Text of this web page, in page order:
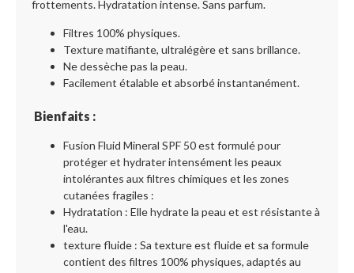
frottements. Hydratation intense. Sans parfum.
Filtres 100% physiques.
Texture matifiante, ultralégère et sans brillance.
Ne dessèche pas la peau.
Facilement étalable et absorbé instantanément.
Bienfaits :
Fusion Fluid Mineral SPF 50 est formulé pour
protéger et hydrater intensément les peaux
intolérantes aux filtres chimiques et les zones
cutanées fragiles :
Hydratation : Elle hydrate la peau et est résistante à
l'eau.
texture fluide : Sa texture est fluide et sa formule
contient des filtres 100% physiques, adaptés au